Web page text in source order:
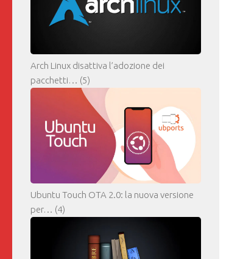
Arch Linux disattiva l’adozione dei
pacchetti… (5)
Ubuntu Touch OTA 2.0: la nuova versione
per… (4)